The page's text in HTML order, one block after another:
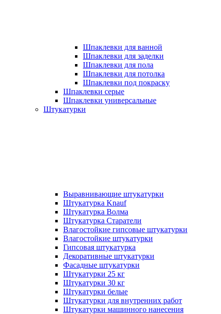
Шпаклевки для ванной
Шпаклевки для заделки
Шпаклевки для пола
Шпаклевки для потолка
Шпаклевки под покраску
Шпаклевки серые
Шпаклевки универсальные
Штукатурки
Выравнивающие штукатурки
Штукатурка Knauf
Штукатурка Волма
Штукатурка Старатели
Влагостойкие гипсовые штукатурки
Влагостойкие штукатурки
Гипсовая штукатурка
Декоративные штукатурки
Фасадные штукатурки
Штукатурки 25 кг
Штукатурки 30 кг
Штукатурки белые
Штукатурки для внутренних работ
Штукатурки машинного нанесения